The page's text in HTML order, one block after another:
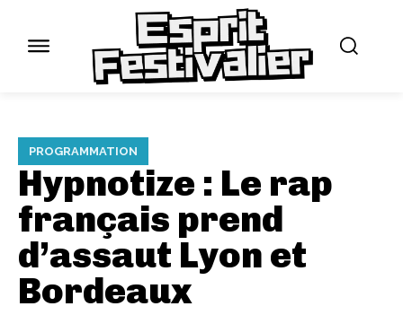
PROGRAMMATION
Hypnotize : Le rap
français prend
d’assaut Lyon et
Bordeaux